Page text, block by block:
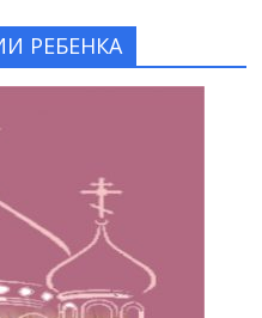
РЕБЕНКА